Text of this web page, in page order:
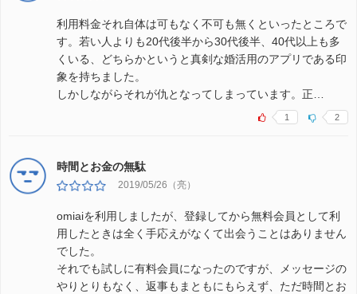
利用料金それ自体は可もなく不可も無くといったところで
す。若い人よりも20代後半から30代後半、40代以上も多
くいる、どちらかというと真剣な婚活用のアプリである印
象を持ちました。
しかしながらそれが仇となってしまっています。正…
1 2
時間とお金の無駄
2019/05/26（亮）
omiaiを利用しましたが、登録してから無料会員として利
用したときは全く手応えがなくて出会うことはありません
でした。
それでも試しに有料会員になったのですが、メッセージの
やりとりもなく、返事もまともにもらえず、ただ時間とお